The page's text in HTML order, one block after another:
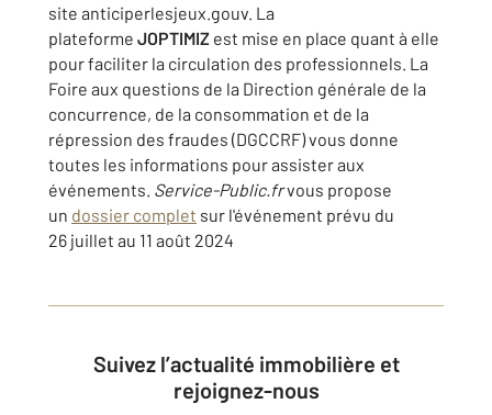
site anticiperlesjeux.gouv. La
plateforme JOPTIMIZ est mise en place quant à elle
pour faciliter la circulation des professionnels. La
Foire aux questions de la Direction générale de la
concurrence, de la consommation et de la
répression des fraudes (DGCCRF) vous donne
toutes les informations pour assister aux
événements. Service-Public.frvous propose
un dossier complet sur l'événement prévu du
26 juillet au 11 août 2024
Suivez l’actualité immobilière et
rejoignez-nous